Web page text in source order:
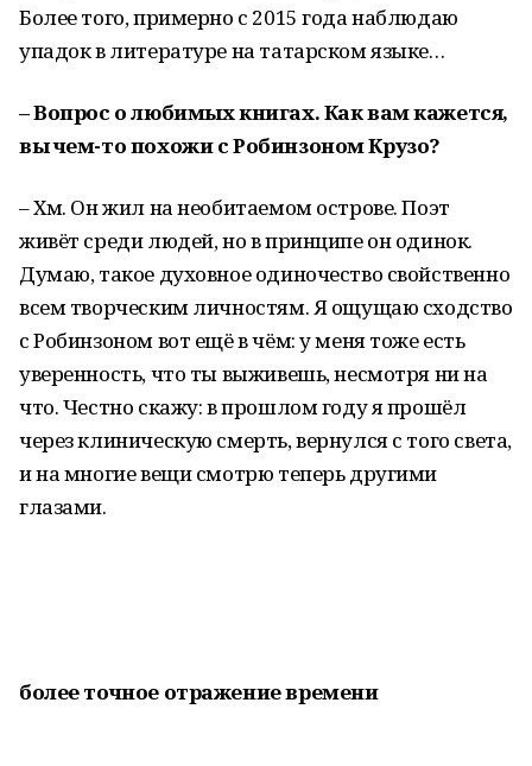
Более того, примерно с 2015 года наблюдаю
упадок в литературе на татарском языке…
– Вопрос о любимых книгах. Как вам кажется,
вы чем-то похожи с Робинзоном Крузо?
– Хм. Он жил на необитаемом острове. Поэт
живёт среди людей, но в принципе он одинок.
Думаю, такое духовное одиночество свойственно
всем творческим личностям. Я ощущаю сходство
с Робинзоном вот ещё в чём: у меня тоже есть
уверенность, что ты выживешь, несмотря ни на
что. Честно скажу: в прошлом году я прошёл
через клиническую смерть, вернулся с того света,
и на многие вещи смотрю теперь другими
глазами.
более точное отражение времени